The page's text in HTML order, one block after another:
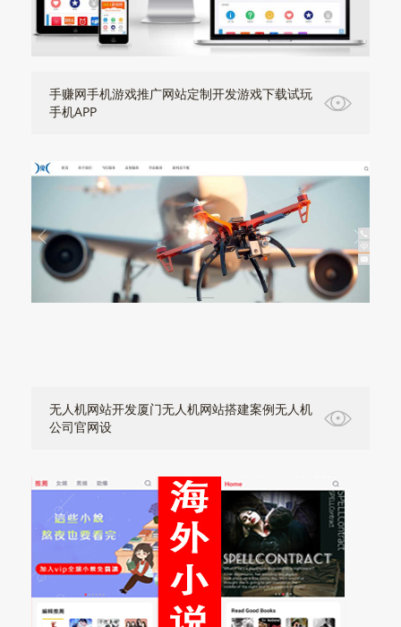
手赚网手机游戏推广网站定制开发游戏下载试玩
手机APP
无人机网站开发厦门无人机网站搭建案例无人机
公司官网设